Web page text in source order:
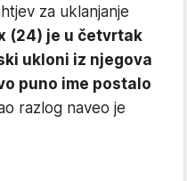
za uklanjanje
(24) je u četvrtak
ukloni iz njegova
puno ime postalo
razlog naveo je